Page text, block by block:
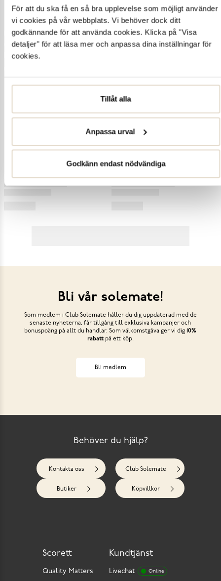
För att du ska få en så bra upplevelse som möjligt använder
vi cookies på vår webbplats. Vi behöver dock ditt
godkännande för att använda cookies. Klicka på "Visa
detaljer" för att läsa mer och anpassa dina inställningar för
cookies.
Tillåt alla
Anpassa urval
Godkänn endast nödvändiga
Bli vår solemate!
Som medlem i Club Solemate håller du dig uppdaterad med de
senaste nyheterna, får tillgång till exklusiva kampanjer och
bonuspoäng på allt du handlar. Som välkomstgåva ger vi dig 10%
rabattpå ett köp.
Bli medlem
Behöver du hjälp?
Kontakta oss Club Solemate
Butiker Köpvillkor
Kundtjänst
Livechat Online
Scorett
Quality Matters